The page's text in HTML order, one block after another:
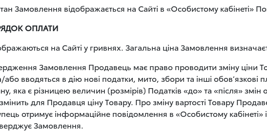
Замовлення відображається на Сайті в «Особистому кабінеті»
ОПЛАТИ
на Сайті у гривнях. Загальна ціна Замовлення
Замовлення Продавець має право проводити зміну ціни
або вводяться в дію нові податки, мито, збори та інші
яка є різницею величин (розмірів) Податків «до» та «після»
для Продавця ціну Товару. Про зміну вартості Товару
отримує інформаційне повідомлення в «Особистому кабінеті»
Замовлення.